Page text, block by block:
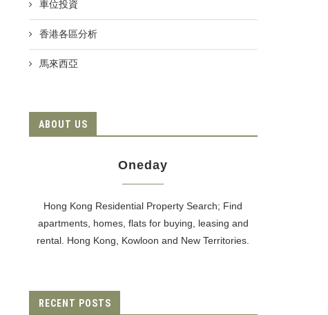
車位投資
香港各區分析
馬來西亞
ABOUT US
Oneday
Hong Kong Residential Property Search; Find
apartments, homes, flats for buying, leasing and
rental. Hong Kong, Kowloon and New Territories.
RECENT POSTS